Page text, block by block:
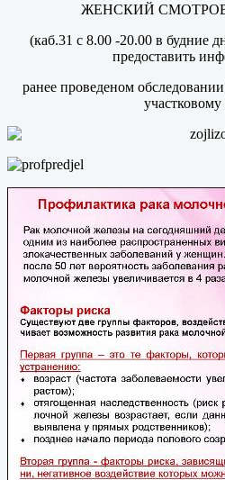
ЖЕНСКИЙ
(каб.31 с 8.00 -20.00 в будние
предоставить
ранее проведеном
участковому